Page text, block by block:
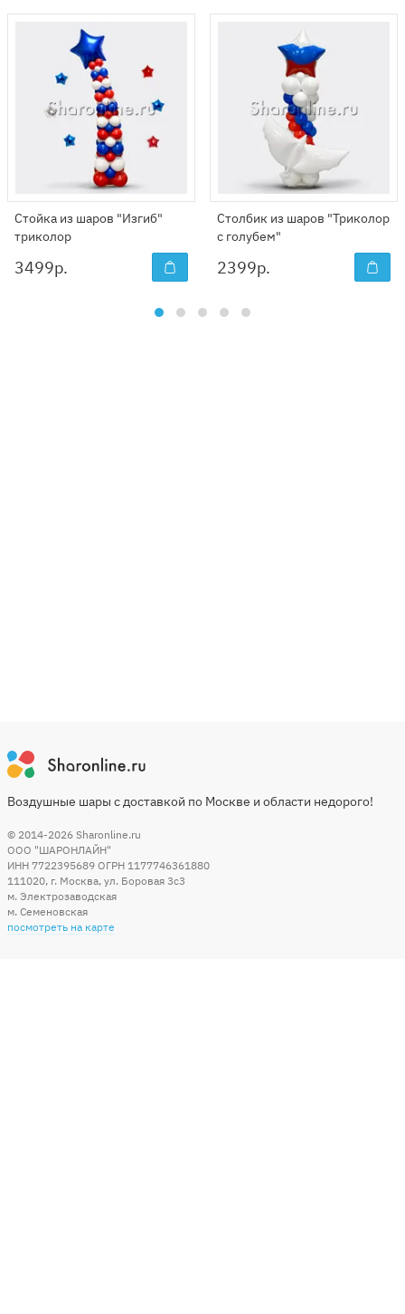
Стойка из шаров "Изгиб"
триколор
3499р.
Столбик из шаров "Триколор
с голубем"
2399р.
Воздушные шары с доставкой по Москве и области недорого!
© 2014-2026 Sharonline.ru
ООО "ШАРОНЛАЙН"
ИНН 7722395689 ОГРН 1177746361880
111020, г. Москва, ул. Боровая 3c3
м. Электрозаводская
м. Семеновская
посмотреть на карте